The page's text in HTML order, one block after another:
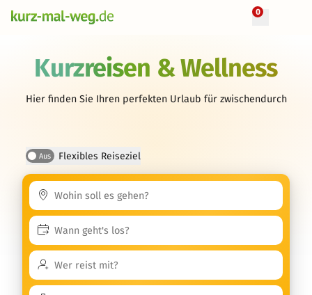
0
Kurzreisen & Wellness
Hier finden Sie Ihren perfekten Urlaub für zwischendurch
Aus Flexibles Reiseziel